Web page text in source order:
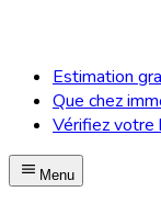
Estimation
Que chez
Vérifiez
Menu